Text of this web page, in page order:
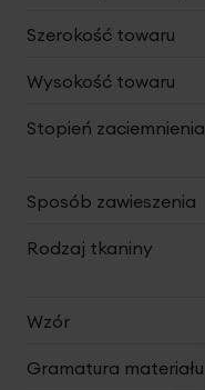
Szerokość towaru
Wysokość towaru
Stopień zaciemnienia
Sposób zawieszenia
Rodzaj tkaniny
Wzór
Gramatura materiału